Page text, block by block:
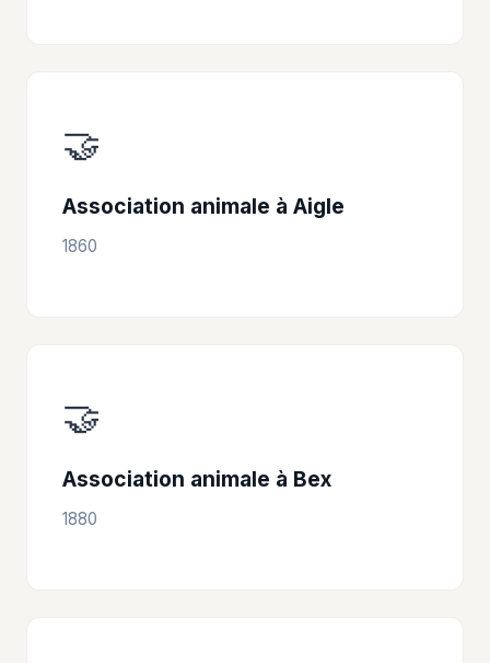
🤝
Association animale à Aigle
1860
🤝
Association animale à Bex
1880